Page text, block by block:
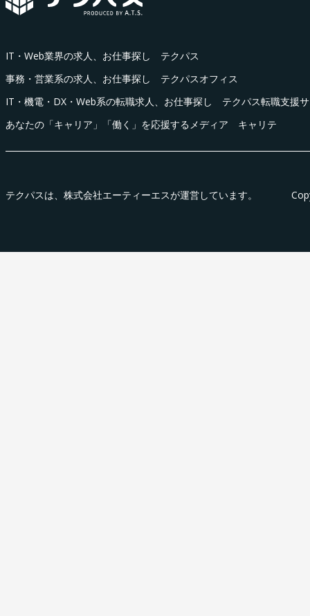
IT・Web業界の求人、お仕事探し テクパス
事務・営業系の求人、お仕事探し テクパスオフィス
IT・機電・DX・Web系の転職求人、お仕事探し テクパス転職支援
あなたの「キャリア」「働く」を応援するメディア キャリテ
テクパスは、株式会社エーティーエスが運営しています。